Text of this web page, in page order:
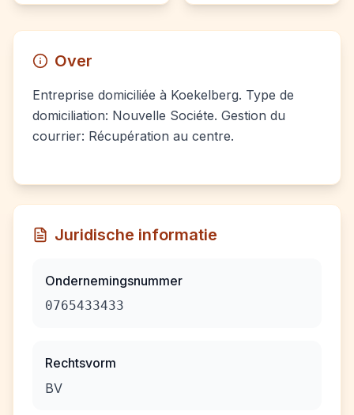
Over
Entreprise domiciliée à Koekelberg. Type de
domiciliation: Nouvelle Sociéte. Gestion du
courrier: Récupération au centre.
Juridische informatie
Ondernemingsnummer
0765433433
Rechtsvorm
BV